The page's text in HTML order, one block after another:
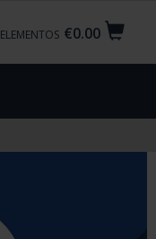
€0.00
ELEMENTOS